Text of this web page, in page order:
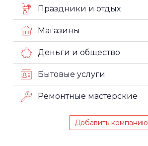
Праздники и отдых
Магазины
Деньги и общество
Бытовые услуги
Ремонтные мастерские
Добавить компанию